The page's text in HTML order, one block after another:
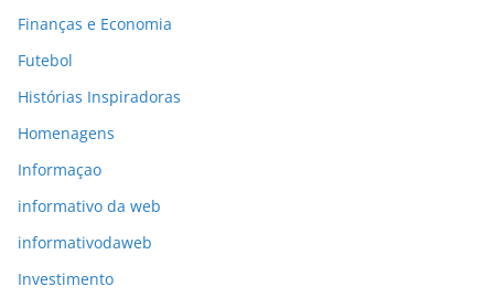
Finanças e Economia
Futebol
Histórias Inspiradoras
Homenagens
Informaçao
informativo da web
informativodaweb
Investimento